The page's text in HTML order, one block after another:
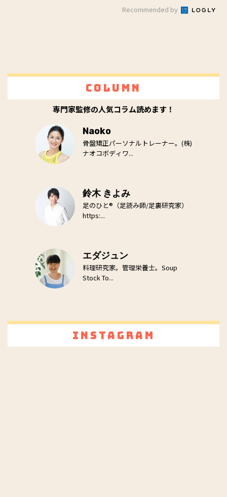
Recommended by
Column
専門家監修の人気コラム読めます！
Naoko
骨盤矯正パーソナルトレーナー。(株)
ナオコボディワ...
鈴木 きよみ
足のひと®（足読み師/足裏研究家）
https:...
エダジュン
料理研究家。管理栄養士。Soup
Stock To...
Instagram